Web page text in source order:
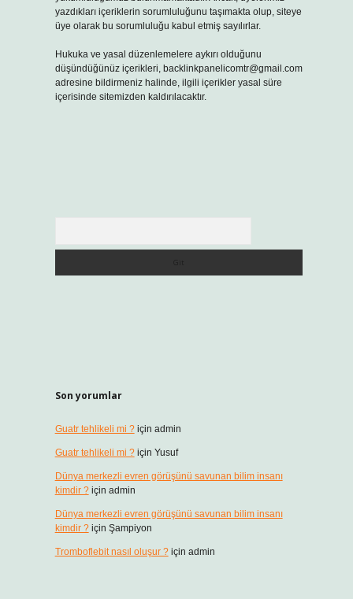
yazdıkları içeriklerin sorumluluğunu taşımakta olup, siteye
üye olarak bu sorumluluğu kabul etmiş sayılırlar.
Hukuka ve yasal düzenlemelere aykırı olduğunu
düşündüğünüz içerikleri, backlinkpanelicomtr@gmail.com
adresine bildirmeniz halinde, ilgili içerikler yasal süre
içerisinde sitemizden kaldırılacaktır.
Son yorumlar
Guatr tehlikeli mi ?için admin
Guatr tehlikeli mi ?için Yusuf
Dünya merkezli evren görüşünü savunan bilim insanı
kimdir ?için admin
Dünya merkezli evren görüşünü savunan bilim insanı
kimdir ?için Şampiyon
Tromboflebit nasıl oluşur ?için admin